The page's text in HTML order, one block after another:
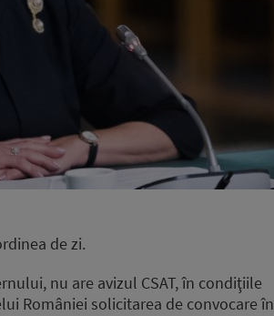
de zi.
nu are avizul CSAT, în condiţiile
României solicitarea de convocare în